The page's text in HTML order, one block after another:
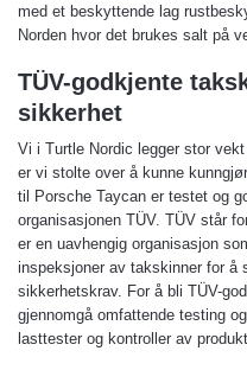
med et beskyttende lag
Norden hvor det brukes salt på
TÜV-godkjente
sikkerhet
Vi i Turtle Nordic legger stor
er vi stolte over å kunne
til Porsche Taycan er testet og
organisasjonen TÜV. TÜV står
er en uavhengig organisasjon
inspeksjoner av takskinner for å
sikkerhetskrav. For å bli TÜV-
gjennomgå omfattende testing
lasttester og kontroller av